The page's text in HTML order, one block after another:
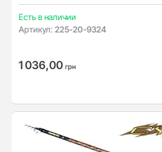
Есть в наличии
Артикул: 225-20-9324
1 036,00 грн